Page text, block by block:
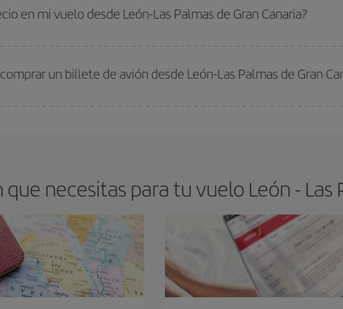
con antelación es
fundamental para conseguir vuelos baratos a León-Las
en mi vuelo desde León-Las Palmas de Gran Canaria?
un billete de avión desde León-Las Palmas de Gran
necesitas para tu vuelo León - Las